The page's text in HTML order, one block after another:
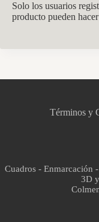
Solo los usuarios
producto pueden
Términos y
Cuadros - Enmarcación
3D
Asistente